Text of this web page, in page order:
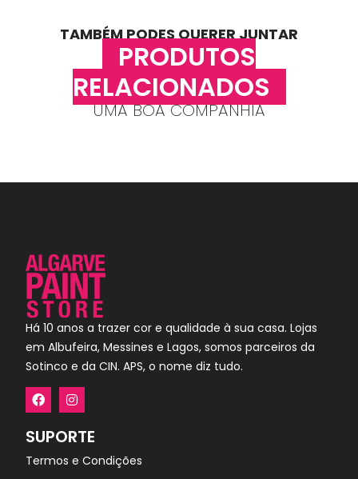
TAMBÉM PODES QUERER JUNTAR
PRODUTOS
RELACIONADOS
UMA BOA COMPANHIA
Há 10 anos a trazer cor e qualidade à sua casa. Lojas
em Albufeira, Messines e Lagos, somos parceiros da
Sotinco e da CIN. APS, o nome diz tudo.
SUPORTE
Termos e Condições